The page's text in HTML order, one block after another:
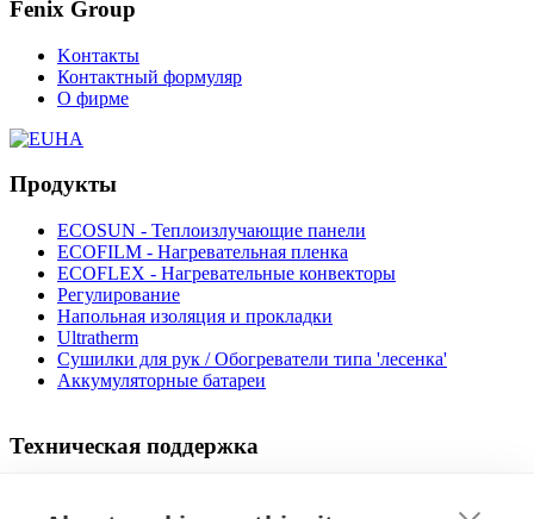
Fenix Group
Kонтакты
Контактный формуляр
О фирме
Продукты
ECOSUN - Теплоизлучающие панели
ECOFILM - Нагревательная пленка
ECOFLEX - Нагревательные конвекторы
Регулирование
Напольная изоляция и прокладки
Ultratherm
Cушилки для рук / Обогреватели типа 'лесенка'
Аккумуляторные батареи
Техническая поддержка
Дизайнер напольного отопления